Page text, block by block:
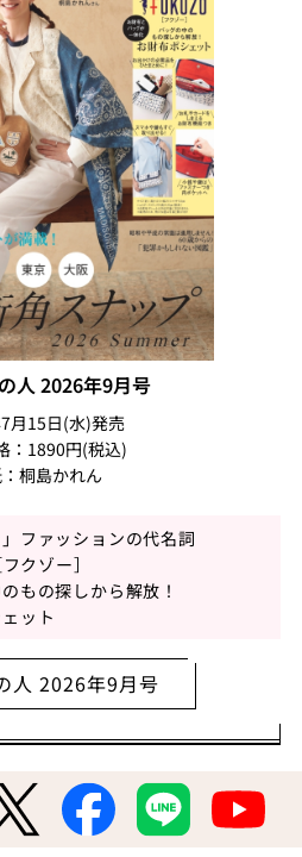
人 2026年9月号
月15日(水)発売
：1890円(税込)
桐島かれん
」ファッションの代名詞
クゾー］
もの探しから解放！
ット
人 2026年9月号
イト内検索